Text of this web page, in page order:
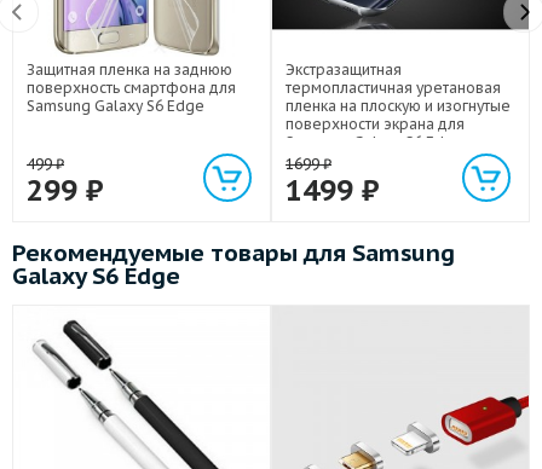
Защитная пленка на заднюю
поверхность смартфона для
Samsung Galaxy S6 Edge
499₽
299 ₽
Экстразащитная
термопластичная уретановая
пленка на плоскую и изогнутые
поверхности экрана для
Samsung Galaxy S6 Edge
1699₽
1499 ₽
Рекомендуемые товары для Samsung
Galaxy S6 Edge